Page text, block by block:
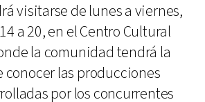
visitarse de lunes a viernes,
a 20, en el Centro Cultural
la comunidad tendrá la
las producciones
por los concurrentes